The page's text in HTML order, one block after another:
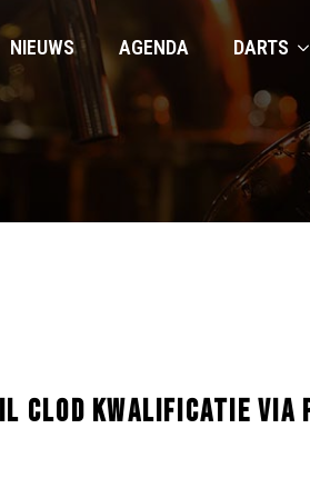
NIEUWS AGENDA DARTS
CLOD KWALIFICATIE VIA